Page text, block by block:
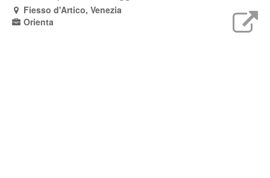
Fiesso d'Artico, Venezia
Orienta